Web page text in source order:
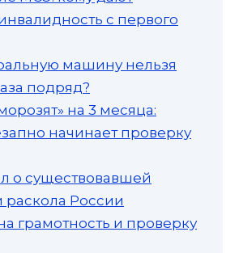
с первого
машину нельзя
подряд?
на 3 месяца:
начинает проверку
о существовавшей
раскола России
на грамотность и проверку